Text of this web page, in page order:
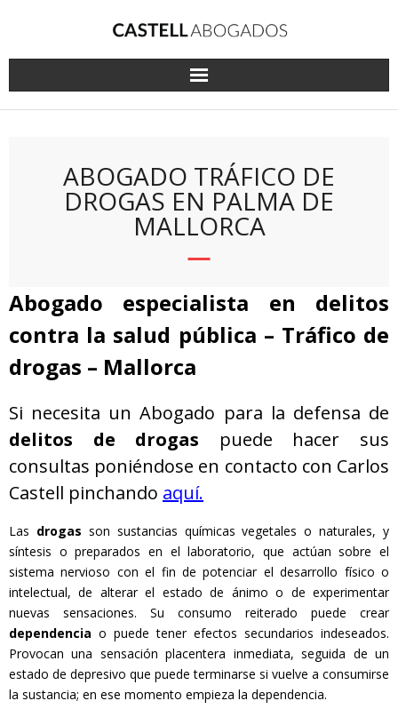
ABOGADO TRÁFICO DE
DROGAS EN PALMA DE
MALLORCA
Abogado especialista en delitos
contra la salud pública – Tráfico de
drogas – Mallorca
Si necesita un Abogado para la defensa de
delitos de drogas puede hacer sus
consultas poniéndose en contacto con Carlos
Castell pinchando aquí.
Las drogas son sustancias químicas vegetales o naturales, y
síntesis o preparados en el laboratorio, que actúan sobre el
sistema nervioso con el fin de potenciar el desarrollo físico o
intelectual, de alterar el estado de ánimo o de experimentar
nuevas sensaciones. Su consumo reiterado puede crear
dependencia o puede tener efectos secundarios indeseados.
Provocan una sensación placentera inmediata, seguida de un
estado de depresivo que puede terminarse si vuelve a consumirse
la sustancia; en ese momento empieza la dependencia.